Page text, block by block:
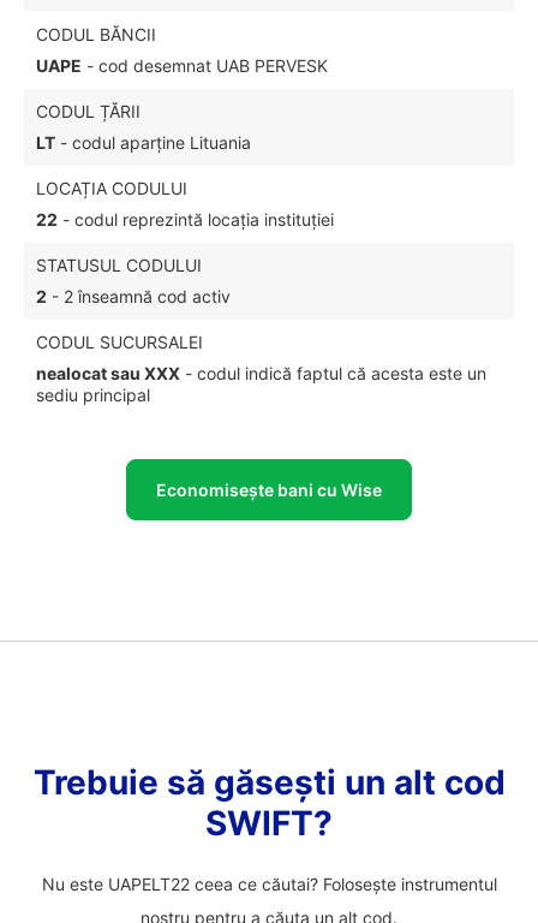
CODUL BĂNCII
UAPE - cod desemnat UAB PERVESK
CODUL ȚĂRII
LT - codul aparține Lituania
LOCAȚIA CODULUI
22 - codul reprezintă locația instituției
STATUSUL CODULUI
2 - 2 înseamnă cod activ
CODUL SUCURSALEI
nealocat sau XXX - codul indică faptul că acesta este un
sediu principal
Economisește bani cu Wise
Trebuie să găsești un alt cod
SWIFT?
Nu este UAPELT22 ceea ce căutai? Folosește instrumentul
nostru pentru a căuta un alt cod.